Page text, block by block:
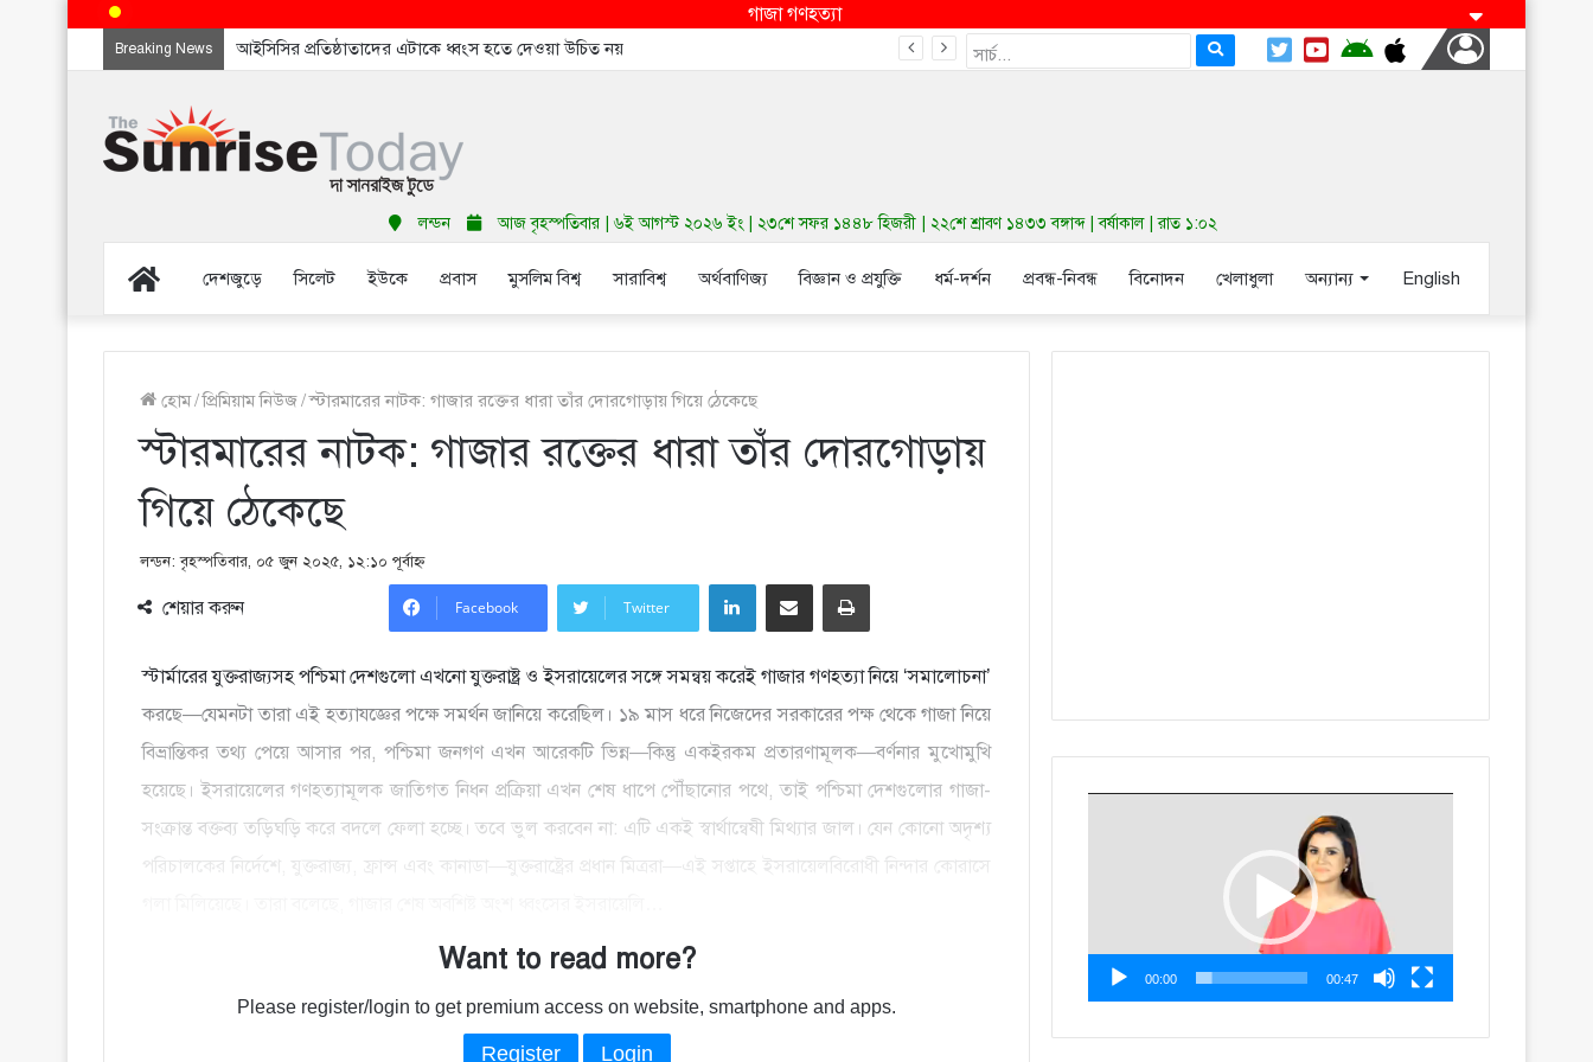
গাজা গণহত্যা
Breaking News আইসিসির প্রতিষ্ঠাতাদের এটাকে ধ্বংস হতে দেওয়া উচিত নয়
লন্ডন আজ বৃহস্পতিবার | ৬ই আগস্ট ২০২৬ ইং | ২৩শে সফর ১৪৪৮ হিজরী | ২২শে শ্রাবণ ১৪৩৩ বঙ্গাব্দ | বর্ষাকাল | রাত ১:০২
Homeদেশজুড়ে সিলেট ইউকে প্রবাস মুসলিম বিশ্ব সারাবিশ্ব অর্থবাণিজ্য বিজ্ঞান ও প্রযুক্তি ধর্ম-দর্শন প্রবন্ধ-নিবন্ধ বিনোদন খেলাধুলা অন্যান্য English
হোম/প্রিমিয়াম নিউজ/স্টারমারের নাটক: গাজার রক্তের ধারা তাঁর দোরগোড়ায় গিয়ে ঠেকেছে
স্টারমারের নাটক: গাজার রক্তের ধারা তাঁর দোরগোড়ায়
গিয়ে ঠেকেছে
লন্ডন: বৃহস্পতিবার, ০৫ জুন ২০২৫, ১২:১০ পূর্বাহ্ণ
শেয়ার করুন Facebook Twitter
LinkedInShare via Email Print
স্টার্মারের যুক্তরাজ্যসহ পশ্চিমা দেশগুলো এখনো যুক্তরাষ্ট্র ও ইসরায়েলের সঙ্গে সমন্বয় করেই গাজার গণহত্যা নিয়ে ‘সমালোচনা’
করছে—যেমনটা তারা এই হত্যাযজ্ঞের পক্ষে সমর্থন জানিয়ে করেছিল। ১৯ মাস ধরে নিজেদের সরকারের পক্ষ থেকে গাজা নিয়ে
বিভ্রান্তিকর তথ্য পেয়ে আসার পর, পশ্চিমা জনগণ এখন আরেকটি ভিন্ন—কিন্তু একইরকম প্রতারণামূলক—বর্ণনার মুখোমুখি
হয়েছে। ইসরায়েলের গণহত্যামূলক জাতিগত নিধন প্রক্রিয়া এখন শেষ ধাপে পৌঁছানোর পথে, তাই পশ্চিমা দেশগুলোর গাজা-
সংক্রান্ত বক্তব্য তড়িঘড়ি করে বদলে ফেলা হচ্ছে। তবে ভুল করবেন না: এটি একই স্বার্থান্বেষী মিথ্যার জাল। যেন কোনো অদৃশ্য
পরিচালকের নির্দেশে, যুক্তরাজ্য, ফ্রান্স এবং কানাডা—যুক্তরাষ্ট্রের প্রধান মিত্ররা—এই সপ্তাহে ইসরায়েলবিরোধী নিন্দার কোরাসে
Want to read more?
Please register/login to get premium access on website, smartphone and apps.
Register Login
00:00 00:47